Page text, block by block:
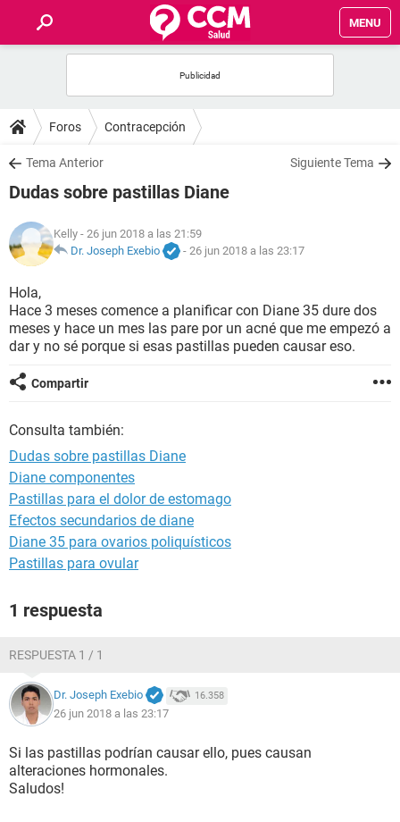
MENU
FOROS
SALUD
NUTRICIÓN
BIENESTAR
SEXUALIDAD
GLOSARIO
Foros Contracepción
Tema Anterior Siguiente Tema
Dudas sobre pastillas Diane
Kelly - 26 jun 2018 a las 21:59
Dr. Joseph Exebio
- 26 jun 2018 a las 23:17
Hola,
Hace 3 meses comence a planificar con Diane 35 dure dos
meses y hace un mes las pare por un acné que me empezó a
dar y no sé porque si esas pastillas pueden causar eso.
Compartir
Consulta también:
Dudas sobre pastillas Diane
Diane componentes
Pastillas para el dolor de estomago
Efectos secundarios de diane
Diane 35 para ovarios poliquísticos
Pastillas para ovular
1 respuesta
RESPUESTA 1 / 1
Dr. Joseph Exebio 16.358
26 jun 2018 a las 23:17
Si las pastillas podrían causar ello, pues causan
alteraciones hormonales.
Saludos!